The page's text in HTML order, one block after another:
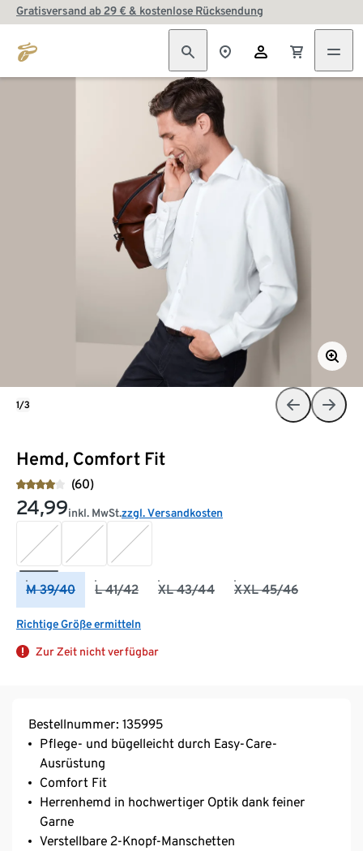
Gratisversand ab 29 € & kostenlose Rücksendung
Hemd, Comfort Fit
(60)
24,99inkl. MwSt.zzgl. Versandkosten
M 39/40 L 41/42 XL 43/44 XXL 45/46
Richtige Größe ermitteln
Zur Zeit nicht verfügbar
1/3
Bestellnummer: 135995
Pflege- und bügelleicht durch Easy-Care-
Ausrüstung
Comfort Fit
Herrenhemd in hochwertiger Optik dank feiner
Garne
Verstellbare 2-Knopf-Manschetten